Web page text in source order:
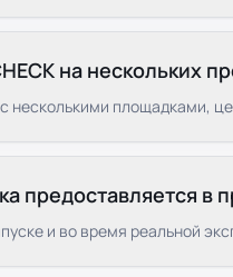
на нескольких
несколькими площадками,
предоставляется в
и во время реальной